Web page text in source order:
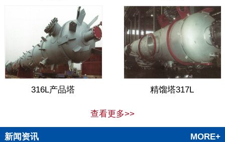
316L产品塔 精馏塔317L
查看更多>>
新闻资讯 MORE+